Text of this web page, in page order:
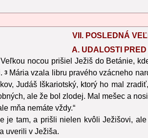
VII. POSLEDNÁ
A. UDALOSTI
nocou prišiel Ježiš do Betánie,
3 Mária vzala libru pravého vzácneho
Judáš Iškariotský, ktorý ho mal
ale že bol zlodej. Mal mešec a
mňa nemáte vždy.“
je tam, a prišli nielen kvôli Ježišovi,
uverili v Ježiša.